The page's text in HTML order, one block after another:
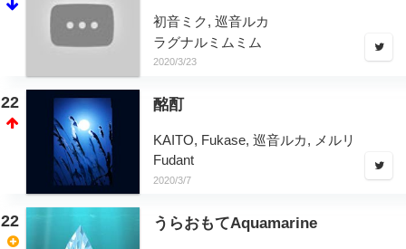
初音ミク, 巡音ルカ
ラグナルミムミム
2020/3/23
22 酩酊
KAITO, Fukase, 巡音ルカ, メルリ
Fudant
2020/3/7
22 うらおもてAquamarine